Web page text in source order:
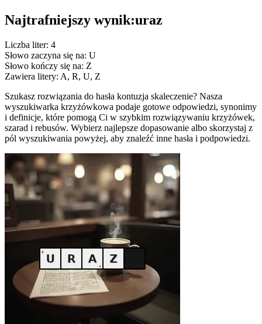
Najtrafniejszy wynik:uraz
Liczba liter: 4
Słowo zaczyna się na: U
Słowo kończy się na: Z
Zawiera litery: A, R, U, Z
Szukasz rozwiązania do hasła kontuzja skaleczenie? Nasza
wyszukiwarka krzyżówkowa podaje gotowe odpowiedzi, synonimy
i definicje, które pomogą Ci w szybkim rozwiązywaniu krzyżówek,
szarad i rebusów. Wybierz najlepsze dopasowanie albo skorzystaj z
pól wyszukiwania powyżej, aby znaleźć inne hasła i podpowiedzi.